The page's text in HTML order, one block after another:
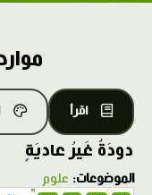
اقرأ
دودَةٌ غَيرُ عاديَةٍ
الموضوعات: علوم
1.0X